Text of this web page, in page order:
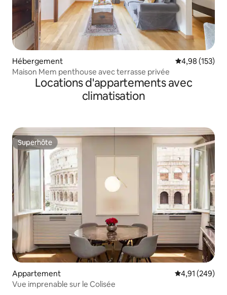
Hébergement Évaluation
4,98 (153)
Maison Mem penthouse avec terrasse privée
Locations d'appartements avec
climatisation
Superhôte
Superhôte
Appartement Évaluation
4,91 (249)
Vue imprenable sur le Colisée